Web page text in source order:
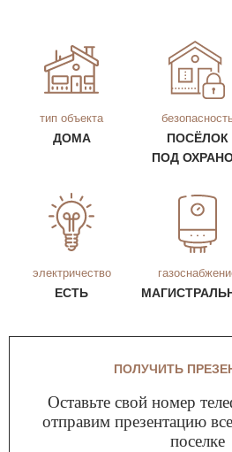
тип объекта
ДОМА
безопасность
ПОСЁЛОК
ПОД
электричество
ЕСТЬ
ПОЛУЧИТЬ
Оставьте свой номер
отправим презентацию
поселке